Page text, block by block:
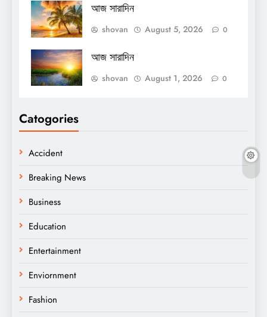
আজ সারাদিন
shovan August 5, 2026 0
আজ সারাদিন
shovan August 1, 2026 0
Catogories
Accident
Breaking News
Business
Education
Entertainment
Enviornment
Fashion